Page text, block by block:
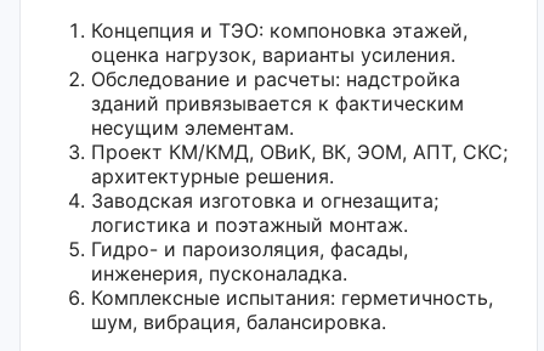
Концепция и ТЭО: компоновка этажей,
оценка нагрузок, варианты усиления.
Обследование и расчеты: надстройка
зданий привязывается к фактическим
несущим элементам.
Проект КМ/КМД, ОВиК, ВК, ЭОМ, АПТ, СКС;
архитектурные решения.
Заводская изготовка и огнезащита;
логистика и поэтажный монтаж.
Гидро- и пароизоляция, фасады,
инженерия, пусконаладка.
Комплексные испытания: герметичность,
шум, вибрация, балансировка.